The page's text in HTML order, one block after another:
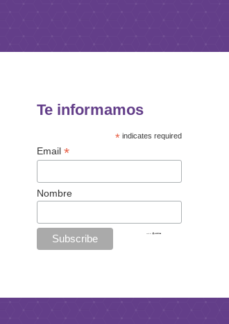
Te informamos
* indicates required
Email *
Nombre